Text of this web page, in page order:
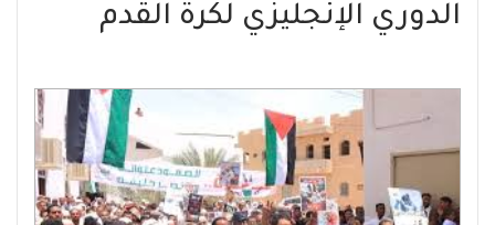
الدوري الإنجليزي لكرة القدم